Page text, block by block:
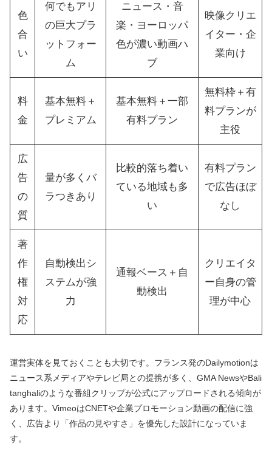
色
合
い
何でもアリ
の巨大プラ
ットフォー
ム
ニュース・音
楽・ヨーロッパ
色が濃い動画ハ
ブ
映像クリエ
イター・企
業向け
料
金
基本無料＋
プレミアム
基本無料＋一部
有料プラン
無料枠＋有
料プランが
主役
広
告
の
質
量が多くバ
ラつきあり
比較的落ち着い
ている地域も多
い
有料プラン
で広告ほぼ
なし
著
作
権
対
応
自動検出シ
ステムが強
力
通報ベース＋自
動検出
クリエイタ
ー自身の管
理が中心
運営実体を見ておくことも大切です。フランス発のDailymotionは
ニュース系メディアやテレビ局との提携が多く、GMA NewsやBali
tanghaliのような番組クリップが公式にアップロードされる傾向が
あります。VimeoはCNETや企業プロモーション動画の配信に強
く、広告より「作品の見やすさ」を優先した設計になっていま
す。